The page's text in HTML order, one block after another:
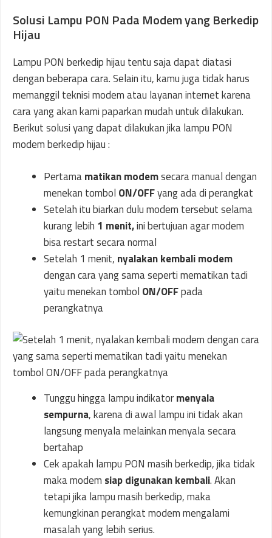
Solusi Lampu PON Pada Modem yang Berkedip
Hijau
Lampu PON berkedip hijau tentu saja dapat diatasi
dengan beberapa cara. Selain itu, kamu juga tidak harus
memanggil teknisi modem atau layanan internet karena
cara yang akan kami paparkan mudah untuk dilakukan.
Berikut solusi yang dapat dilakukan jika lampu PON
modem berkedip hijau :
Pertamamatikan modemsecara manual dengan
menekan tombol ON/OFFyang ada di perangkat
Setelah itu biarkan dulu modem tersebut selama
kurang lebih 1 menit,ini bertujuan agar modem
bisa restart secara normal
Setelah 1 menit, nyalakan kembali modem
dengan cara yang sama seperti mematikan tadi
yaitu menekan tombol ON/OFFpada
perangkatnya
Tunggu hingga lampu indikatormenyala
sempurna, karena di awal lampu ini tidak akan
langsung menyala melainkan menyala secara
bertahap
Cek apakah lampu PON masih berkedip, jika tidak
maka modem siap digunakan kembali. Akan
tetapi jika lampu masih berkedip, maka
kemungkinan perangkat modem mengalami
masalah yang lebih serius.